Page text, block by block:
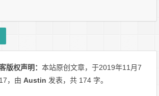
版权声明：本站原创文章，于2019年11月7
，由Austin 发表，共 174 字。